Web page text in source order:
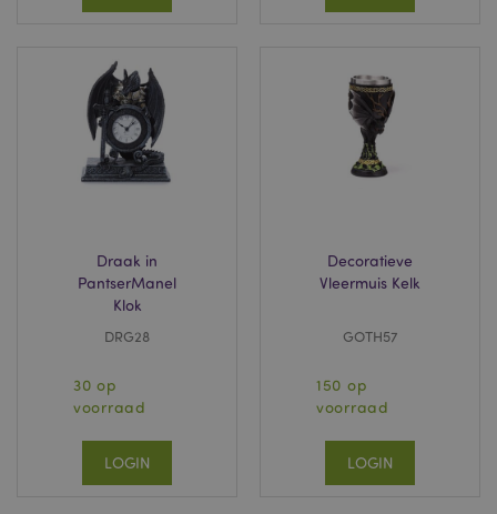
Draak in
PantserManel
Klok
DRG28
30 op
voorraad
LOGIN
Decoratieve
Vleermuis Kelk
GOTH57
150 op
voorraad
LOGIN